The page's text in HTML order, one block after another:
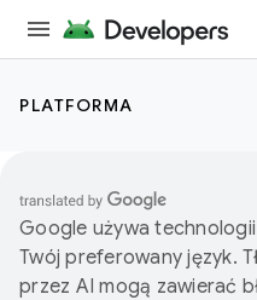
PLATFORMA
Google używa
Twój preferowany język.
przez AI mogą zawierać